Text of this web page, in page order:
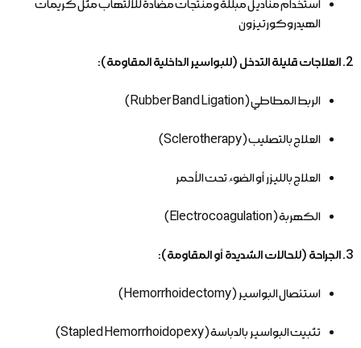
استخدام مناديل مبللة ومنتجات مضادة للالتهاب مثل كريمات
الهيدروكورتيزون
2. العلاجات قليلة التدخل (للبواسير الداخلية المقاومة):
الربط المطاطي (Rubber Band Ligation)
العلاج بالتصليب (Sclerotherapy)
العلاج بالليزر أو الضوء تحت الأحمر
الكهربة (Electrocoagulation)
3. الجراحة (للحالات الشديدة أو المقاومة):
استئصال البواسير (Hemorrhoidectomy)
تثبيت البواسير بالدباسة (Stapled Hemorrhoidopexy)